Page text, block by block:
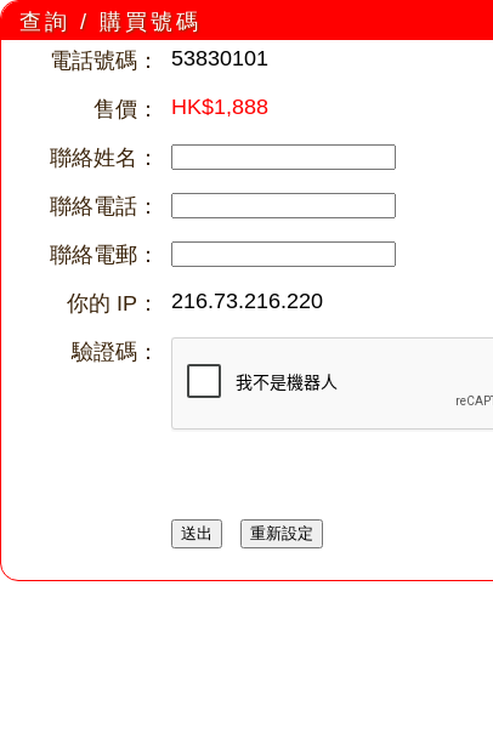
查詢 / 購買號碼
電話號碼：
53830101
售價： HK$1,888
聯絡姓名：
聯絡電話：
聯絡電郵：
你的 IP：
216.73.216.220
驗證碼：